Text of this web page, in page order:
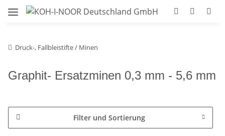
Druck-, Fallbleistifte / Minen
Graphit- Ersatzminen 0,3 mm - 5,6 mm
Filter und Sortierung